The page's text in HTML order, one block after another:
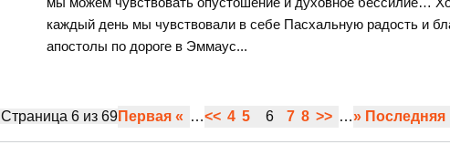
каждый день мы чувствовали в себе Пасхальную радость и
апостолы по дороге в Эммаус...
Страница 6 из 69Первая « …<< 4 5 6 7 8 >> …» Последняя